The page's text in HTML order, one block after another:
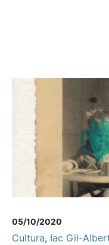
05/10/2020
Cultura, Iac Gil-